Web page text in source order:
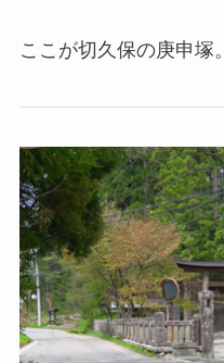
ここが切久保の庚申塚。